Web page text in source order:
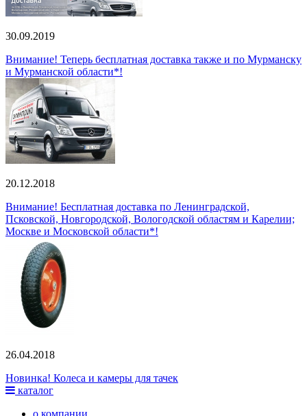
30.09.2019
Внимание! Теперь бесплатная доставка также и по Мурманску
и Мурманской области*!
20.12.2018
Внимание! Бесплатная доставка по Ленинградской,
Псковской, Новгородской, Вологодской областям и Карелии;
Москве и Московской области*!
26.04.2018
Новинка! Колеса и камеры для тачек
каталог